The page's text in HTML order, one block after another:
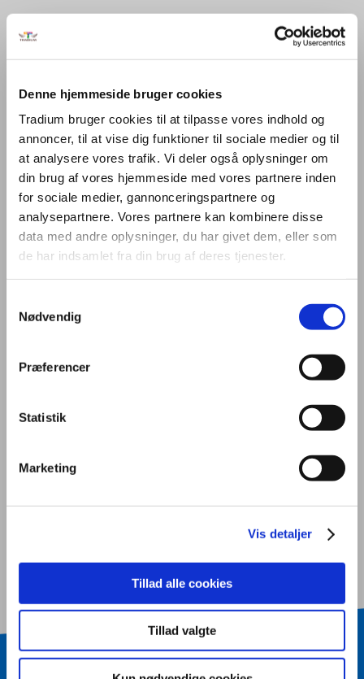
Denne hjemmeside bruger cookies
Tradium bruger cookies til at tilpasse vores indhold og
annoncer, til at vise dig funktioner til sociale medier og til
at analysere vores trafik. Vi deler også oplysninger om
din brug af vores hjemmeside med vores partnere inden
for sociale medier, gannonceringspartnere og
analysepartnere. Vores partnere kan kombinere disse
data med andre oplysninger, du har givet dem, eller som
de har indsamlet fra din brug af deres tjenester.
Nødvendig
Præferencer
Statistik
Marketing
Vis detaljer
Tillad alle cookies
Tillad valgte
Gastronom
EUX - Tek
Butik og E-handel